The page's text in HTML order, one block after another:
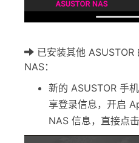
已安装其他
NAS：
新的 ASUSTOR 手
享登录信息，开启
NAS 信息，直接点